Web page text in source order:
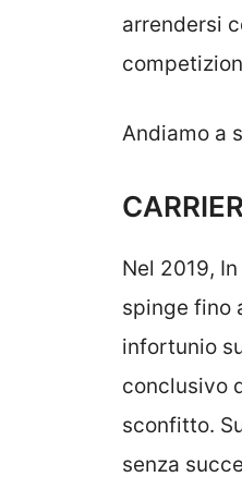
arrendersi
Andiamo a
Nel 2019,
spinge fino
infortunio
conclusivo
sconfitto.
senza